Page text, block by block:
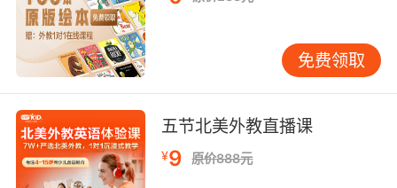
prose n. 散文;单调，平凡;枯燥无味的话，无聊的
议论; vt. 用散文写，把…改写成散文;平淡无趣地
写;啰啰唆唆地讲;
roseate adj. 玫瑰色的;红润的;容光焕发的;愉快
的;
rosebay n. 夹竹桃，石南属的植物;
rosebud n. 蔷薇花蕾，妙龄少女，<美>初入社交
免费领取
五节北美外教直播课
¥9 原价888元